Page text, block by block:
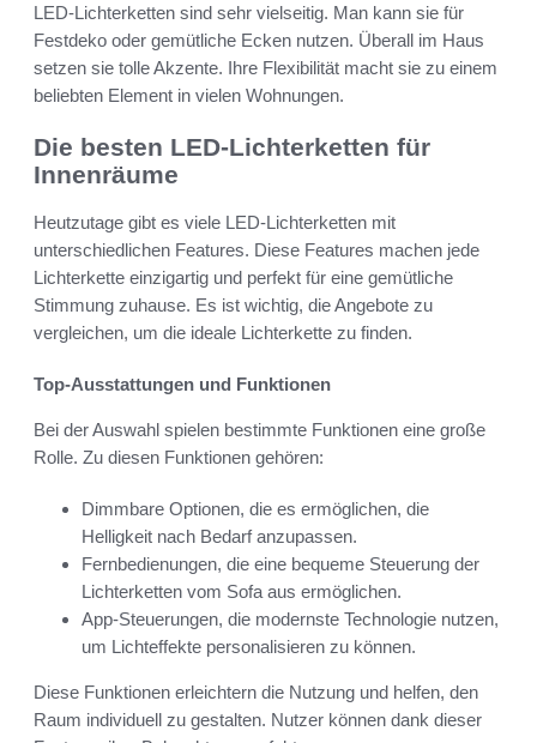
LED-Lichterketten sind sehr vielseitig. Man kann sie für
Festdeko oder gemütliche Ecken nutzen. Überall im Haus
setzen sie tolle Akzente. Ihre Flexibilität macht sie zu einem
beliebten Element in vielen Wohnungen.
Die besten LED-Lichterketten für
Innenräume
Heutzutage gibt es viele LED-Lichterketten mit
unterschiedlichen Features. Diese Features machen jede
Lichterkette einzigartig und perfekt für eine gemütliche
Stimmung zuhause. Es ist wichtig, die Angebote zu
vergleichen, um die ideale Lichterkette zu finden.
Top-Ausstattungen und Funktionen
Bei der Auswahl spielen bestimmte Funktionen eine große
Rolle. Zu diesen Funktionen gehören:
Dimmbare Optionen, die es ermöglichen, die
Helligkeit nach Bedarf anzupassen.
Fernbedienungen, die eine bequeme Steuerung der
Lichterketten vom Sofa aus ermöglichen.
App-Steuerungen, die modernste Technologie nutzen,
um Lichteffekte personalisieren zu können.
Diese Funktionen erleichtern die Nutzung und helfen, den
Raum individuell zu gestalten. Nutzer können dank dieser